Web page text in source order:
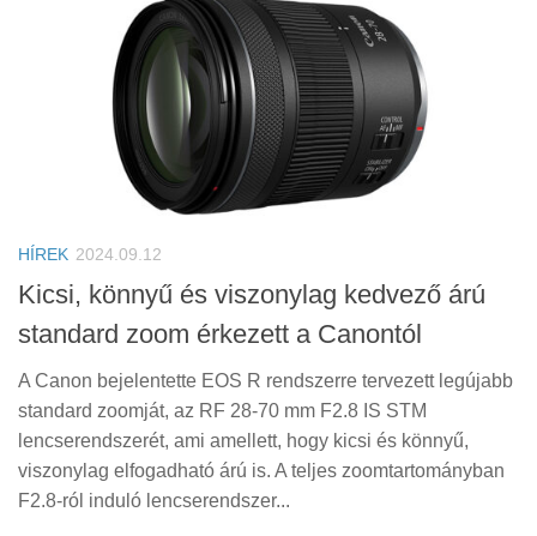
HÍREK 2024.09.12
Kicsi, könnyű és viszonylag kedvező árú
standard zoom érkezett a Canontól
A Canon bejelentette EOS R rendszerre tervezett legújabb
standard zoomját, az RF 28-70 mm F2.8 IS STM
lencserendszerét, ami amellett, hogy kicsi és könnyű,
viszonylag elfogadható árú is. A teljes zoomtartományban
F2.8-ról induló lencserendszer...